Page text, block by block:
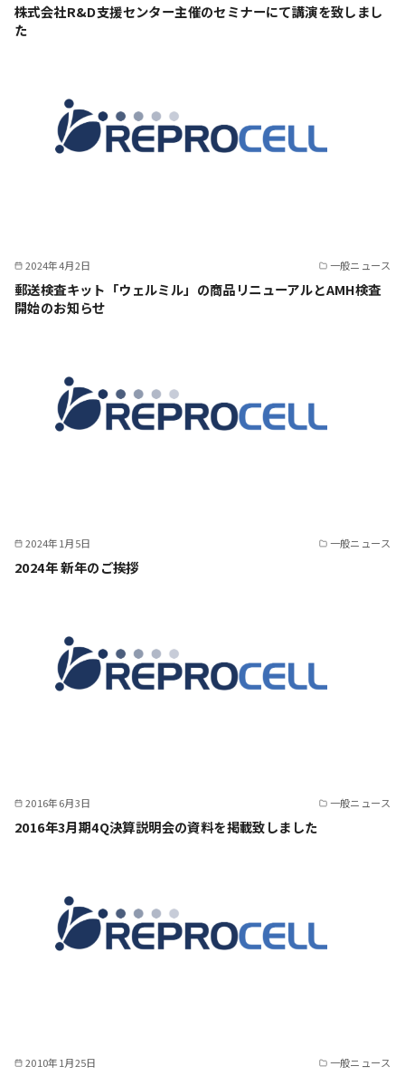
株式会社R&D支援センター主催のセミナーにて講演を致しまし
た
2024年4月2日 一般ニュース
郵送検査キット「ウェルミル」の商品リニューアルとAMH検査
開始のお知らせ
2024年1月5日 一般ニュース
2024年 新年のご挨拶
2016年6月3日 一般ニュース
2016年3月期4Q決算説明会の資料を掲載致しました
2010年1月25日 一般ニュース